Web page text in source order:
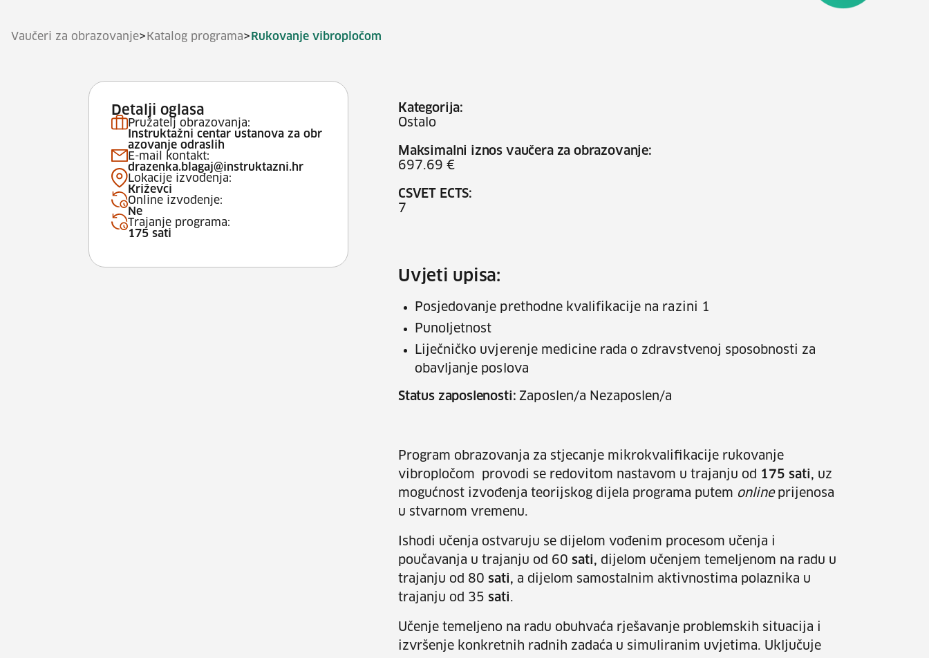
Vaučeri za obrazovanje> Katalog programa> Rukovanje vibropločom
Detalji oglasa
Pružatelj obrazovanja:
Instruktažni centar ustanova za obr
azovanje odraslih
E-mail kontakt:
drazenka.blagaj@instruktazni.hr
Lokacije izvođenja:
Križevci
Online izvođenje:
Ne
Trajanje programa:
175 sati
Kategorija:
Ostalo
Maksimalni iznos vaučera za obrazovanje:
697.69 €
CSVET ECTS:
7
Uvjeti upisa:
Posjedovanje prethodne kvalifikacije na razini 1
Punoljetnost
Liječničko uvjerenje medicine rada o zdravstvenoj sposobnosti za
obavljanje poslova
Status zaposlenosti: Zaposlen/a Nezaposlen/a
Program obrazovanja za stjecanje mikrokvalifikacije rukovanje
vibropločom provodi se redovitom nastavom u trajanju od 175 sati, uz
mogućnost izvođenja teorijskog dijela programa putem onlineprijenosa
u stvarnom vremenu.
Ishodi učenja ostvaruju se dijelom vođenim procesom učenja i
poučavanja u trajanju od 60 sati, dijelom učenjem temeljenom na radu u
trajanju od 80 sati, a dijelom samostalnim aktivnostima polaznika u
trajanju od 35 sati.
Učenje temeljeno na radu obuhvaća rješavanje problemskih situacija i
izvršenje konkretnih radnih zadaća u simuliranim uvjetima. Uključuje